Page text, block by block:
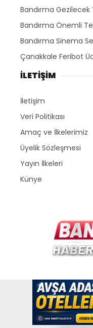
Bandırma Gezilecek
Bandırma Önemli
Bandırma Sinema
Çanakkale Feribot
İLETİŞİM
İletişim
Veri Politikası
Amaç ve İlkelerimiz
Üyelik Sözleşmesi
Yayın İlkeleri
Künye
Copyright © 2026